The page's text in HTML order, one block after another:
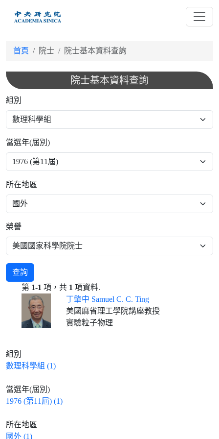
首頁 院士 院士基本資料查詢
院士基本資料查詢
組別
當選年(屆別)
所在地區
榮譽
查詢
第 1-1 項，共 1 項資料.
丁肇中 Samuel C. C. Ting
美國麻省理工學院講座教授
實驗粒子物理
組別
數理科學組 (1)
當選年(屆別)
1976 (第11屆) (1)
所在地區
國外 (1)